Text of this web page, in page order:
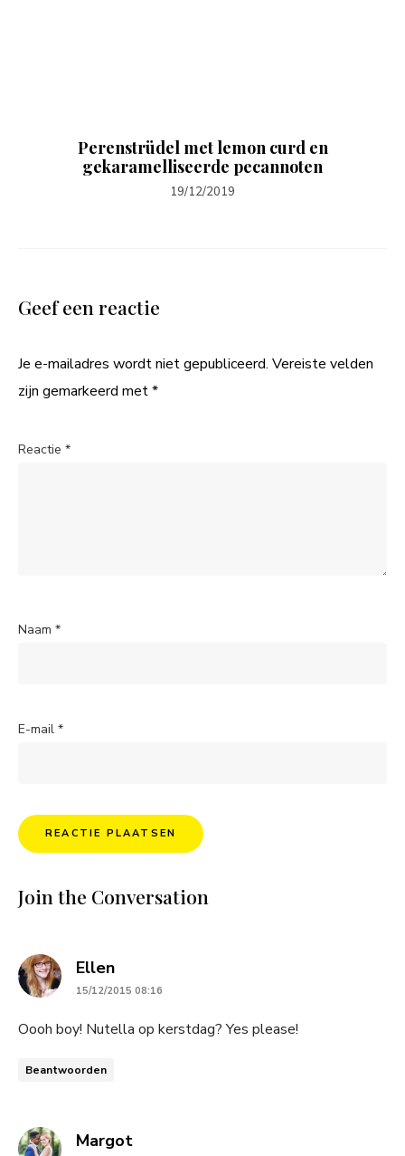
Perenstrüdel met lemon curd en
gekaramelliseerde pecannoten
19/12/2019
Geef een reactie
Je e-mailadres wordt niet gepubliceerd. Vereiste velden
zijn gemarkeerd met*
Reactie *
Naam *
E-mail *
Join the Conversation
Ellensays:
15/12/2015 08:16
Oooh boy! Nutella op kerstdag? Yes please!
Beantwoorden
Margotsays: